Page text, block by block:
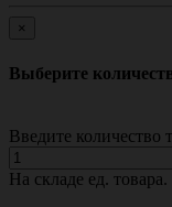
×
Выберите
Введите количество
На складе ед. товара.